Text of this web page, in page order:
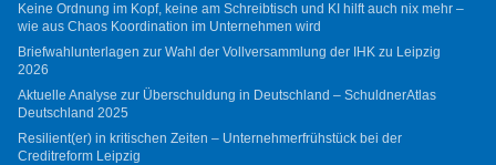
Keine Ordnung im Kopf, keine am Schreibtisch und KI hilft auch nix mehr –
wie aus Chaos Koordination im Unternehmen wird
Briefwahlunterlagen zur Wahl der Vollversammlung der IHK zu Leipzig
2026
Aktuelle Analyse zur Überschuldung in Deutschland – SchuldnerAtlas
Deutschland 2025
Resilient(er) in kritischen Zeiten – Unternehmerfrühstück bei der
Creditreform Leipzig